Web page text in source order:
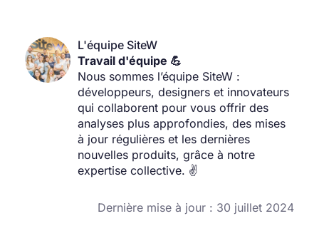
L'équipe SiteW
Travail d'équipe 💪
Nous sommes l’équipe SiteW :
développeurs, designers et innovateurs
qui collaborent pour vous offrir des
analyses plus approfondies, des mises
à jour régulières et les dernières
nouvelles produits, grâce à notre
expertise collective. ✌️
Dernière mise à jour : 30 juillet 2024